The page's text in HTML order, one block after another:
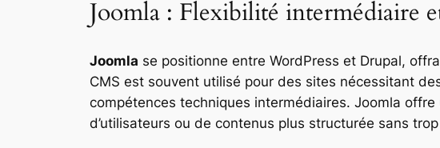
Joomla : Flexibilité intermédiaire
Joomla se positionne entre WordPress et Drupal,
CMS est souvent utilisé pour des sites nécessitant
compétences techniques intermédiaires. Joomla
d’utilisateurs ou de contenus plus structurée sans